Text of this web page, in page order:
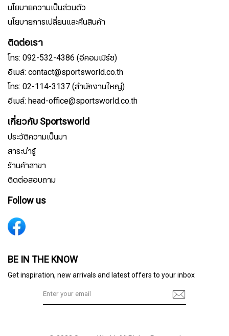
นโยบายความเป็นส่วนตัว
นโยบายการเปลี่ยนและคืนสินค้า
ติดต่อเรา
โทร: 092-532-4386 (อีคอมเมิร์ซ)
อีเมล์: contact@sportsworld.co.th
โทร: 02-114-3137 (สำนักงานใหญ่)
อีเมล์: head-office@sportsworld.co.th
เกี่ยวกับ Sportsworld
ประวัติความเป็นมา
สาระน่ารู้
ร้านค้าสาขา
ติดต่อสอบถาม
Follow us
BE IN THE KNOW
Get inspiration, new arrivals and latest offers to your inbox
สมัครรับจดหมายข่าว